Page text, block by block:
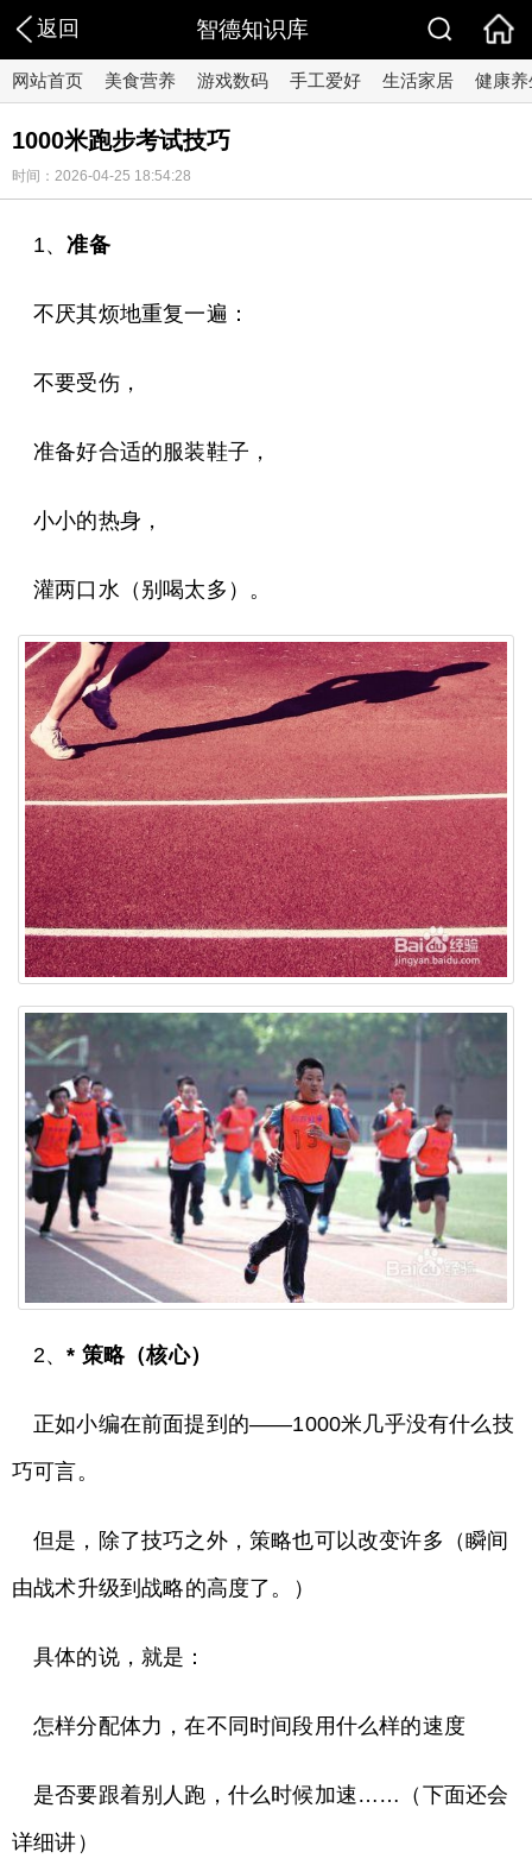
返回 智德知识库
网站首页 美食营养 游戏数码 手工爱好 生活家居 健康养
1000米跑步考试技巧
时间：2026-04-25 18:54:28
1、准备
不厌其烦地重复一遍：
不要受伤，
准备好合适的服装鞋子，
小小的热身，
灌两口水（别喝太多）。
2、* 策略（核心）
正如小编在前面提到的——1000米几乎没有什么技
巧可言。
但是，除了技巧之外，策略也可以改变许多（瞬间
由战术升级到战略的高度了。）
具体的说，就是：
怎样分配体力，在不同时间段用什么样的速度
是否要跟着别人跑，什么时候加速……（下面还会
详细讲）